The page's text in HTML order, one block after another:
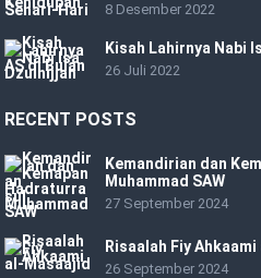
8 Desember 2022
Kisah Lahirnya Nabi
26 Juli 2022
RECENT POSTS
Kemandirian dan
Muhammad SAW
27 September 2024
Risaalah Fiy
26 September 2024